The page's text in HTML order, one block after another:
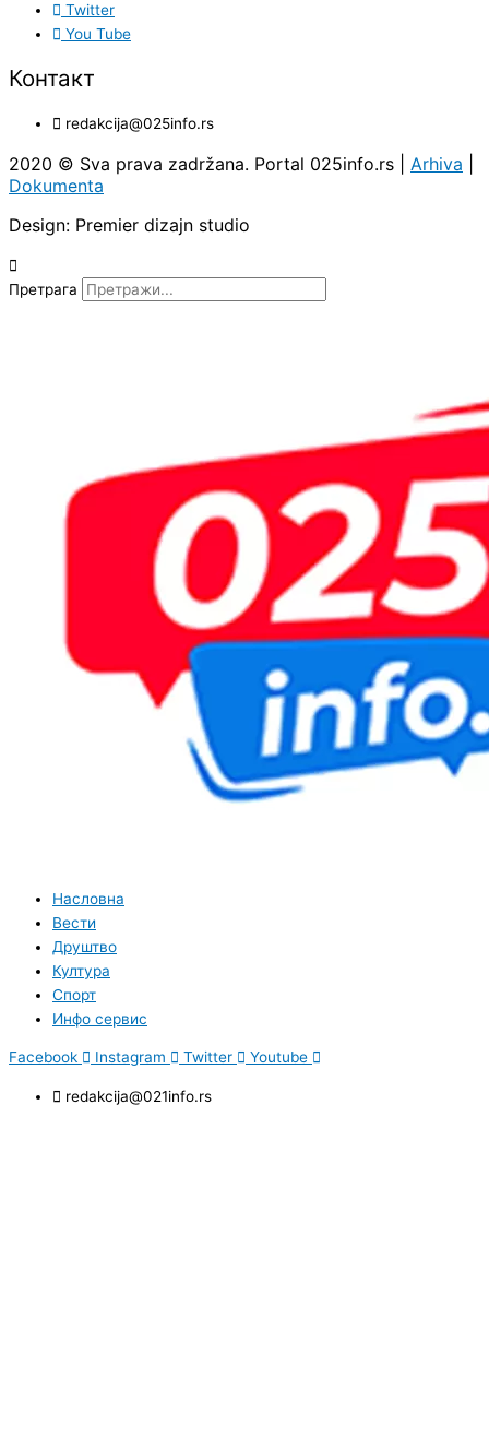
Twitter
You Tube
Контакт
redakcija@025info.rs
2020 © Sva prava zadržana. Portal 025info.rs | Arhiva
Dokumenta
Design: Premier dizajn studio
Претрага
Насловна
Вести
Друштво
Култура
Спорт
Инфо сервис
Facebook Instagram Twitter Youtube
redakcija@021info.rs